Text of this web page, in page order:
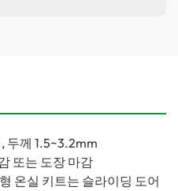
두께 1.5~3.2mm
또는 도장 마감
온실 키트는 슬라이딩 도어